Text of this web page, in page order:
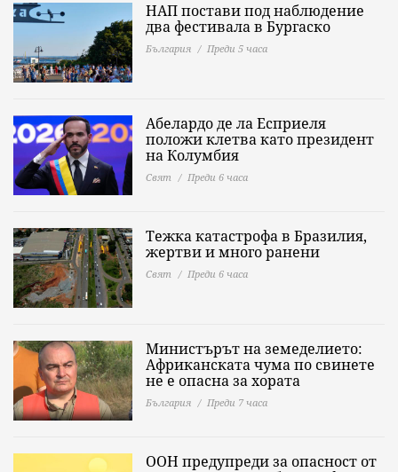
НАП постави под наблюдение
два фестивала в Бургаско
България Преди 5 часа
Абелардо де ла Есприеля
положи клетва като президент
на Колумбия
Свят Преди 6 часа
Тежка катастрофа в Бразилия,
жертви и много ранени
Свят Преди 6 часа
Министърът на земеделието:
Африканската чума по свинете
не е опасна за хората
България Преди 7 часа
ООН предупреди за опасност от